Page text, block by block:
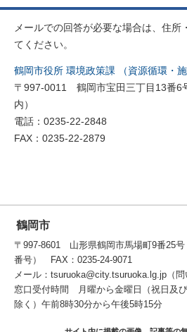
メールでの回答が必要な場合は、住所
てください。
鶴岡市役所 環境政策課 （資源循環・施
〒997-0011 鶴岡市宝田三丁目13番6
内）
電話：0235-22-2848
FAX：0235-22-2879
鶴岡市
〒997-8601 山形県鶴岡市馬場町9番25
番号） FAX：0235-24-9071
メール：tsuruoka@city.tsuruoka.lg.jp（問
窓口受付時間 月曜から金曜日（祝日及
除く）午前8時30分から午後5時15分